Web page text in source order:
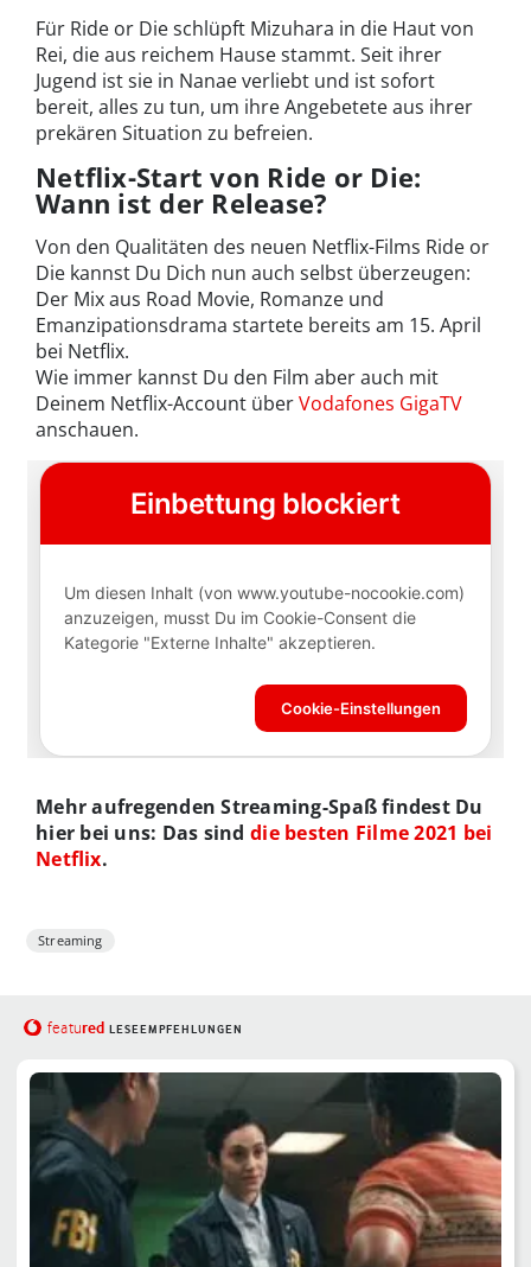
Für Ride or Die schlüpft Mizuhara in die Haut von
Rei, die aus reichem Hause stammt. Seit ihrer
Jugend ist sie in Nanae verliebt und ist sofort
bereit, alles zu tun, um ihre Angebetete aus ihrer
prekären Situation zu befreien.
Netflix-Start von Ride or Die:
Wann ist der Release?
Von den Qualitäten des neuen Netflix-Films Ride or
Die kannst Du Dich nun auch selbst überzeugen:
Der Mix aus Road Movie, Romanze und
Emanzipationsdrama startete bereits am 15. April
bei Netflix.
Wie immer kannst Du den Film aber auch mit
Deinem Netflix-Account überVodafones GigaTV
anschauen.
Mehr aufregenden Streaming-Spaß findest Du
hier bei uns: Das sind die besten Filme 2021 bei
Netflix.
Streaming
featured LESEEMPFEHLUNGEN